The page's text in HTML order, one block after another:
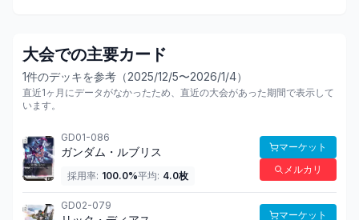
大会での主要カード
1件のデッキを参考 （2025/12/5〜2026/1/4）
直近1ヶ月にデータがなかったため、直近の大会があった期間で表示して
います。
GD01-086
ガンダム・ルブリス
採用率: 100.0%平均: 4.0枚
マーケット
メルカリ
GD02-079
マーケット